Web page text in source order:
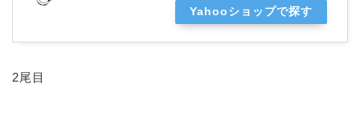
Yahooショップで探す
2尾目